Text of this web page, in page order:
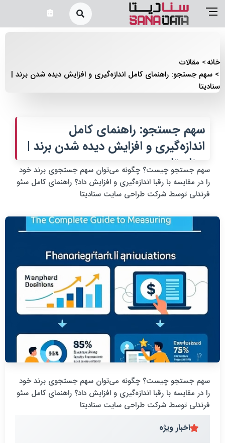
خانه
مقالات
سهم جستجو: راهنمای کامل اندازه‌گیری و افزایش دیده شدن برند |
سنادیتا
سهم جستجو: راهنمای کامل
اندازه‌گیری و افزایش دیده شدن برند |
سنادیتا
سهم جستجو چیست؟ چگونه می‌توان سهم جستجوی برند خود
را در مقایسه با رقبا اندازه‌گیری و افزایش داد؟ راهنمای کامل سئو
فرندلی توسط شرکت طراحی سایت سنادیتا
مرورگر شما از پخش ویدئو پشتیبانی نمی‌کند.
دانلود ویدئو
سهم جستجو چیست؟ چگونه می‌توان سهم جستجوی برند خود
را در مقایسه با رقبا اندازه‌گیری و افزایش داد؟ راهنمای کامل سئو
فرندلی توسط شرکت طراحی سایت سنادیتا
اخبار ویژه